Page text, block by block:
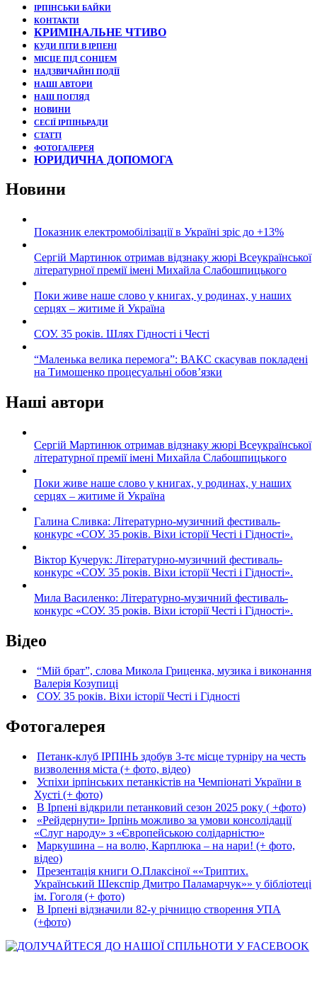
ІРПІНСЬКИ БАЙКИ
КОНТАКТИ
КРИМІНАЛЬНЕ ЧТИВО
КУДИ ПІТИ В ІРПЕНІ
МІСЦЕ ПІД СОНЦЕМ
НАДЗВИЧАЙНІ ПОДЇЇ
НАШІ АВТОРИ
НАШ ПОГЛЯД
НОВИНИ
СЕСІЇ ІРПІНЬРАДИ
СТАТТІ
ФОТОГАЛЕРЕЯ
ЮРИДИЧНА ДОПОМОГА
Новини
Показник електромобілізації в Україні зріс до +13%
Сергій Мартинюк отримав відзнаку жюрі Всеукраїнської
літературної премії імені Михайла Слабошпицького
Поки живе наше слово у книгах, у родинах, у наших
серцях – житиме й Україна
СОУ. 35 років. Шлях Гідності і Честі
“Маленька велика перемога”: ВАКС скасував покладені
на Тимошенко процесуальні обов’язки
Наші автори
Сергій Мартинюк отримав відзнаку жюрі Всеукраїнської
літературної премії імені Михайла Слабошпицького
Поки живе наше слово у книгах, у родинах, у наших
серцях – житиме й Україна
Галина Сливка: Літературно-музичний фестиваль-
конкурс «СОУ. 35 років. Віхи історії Честі і Гідності».
Віктор Кучерук: Літературно-музичний фестиваль-
конкурс «СОУ. 35 років. Віхи історії Честі і Гідності».
Мила Василенко: Літературно-музичний фестиваль-
конкурс «СОУ. 35 років. Віхи історії Честі і Гідності».
Відео
“Мій брат”, слова Микола Гриценка, музика і виконання
Валерія Козупиці
СОУ. 35 років. Віхи історії Честі і Гідності
Фотогалерея
Петанк-клуб ІРПІНЬ здобув 3-тє місце турніру на честь
визволення міста (+ фото, відео)
Успіхи ірпінських петанкістів на Чемпіонаті України в
Хусті (+ фото)
В Ірпені відкрили петанковий сезон 2025 року ( +фото)
«Рейдернути» Ірпінь можливо за умови консолідації
«Слуг народу» з «Європейською солідарністю»
Маркушина – на волю, Карплюка – на нари! (+ фото,
відео)
Презентація книги О.Плаксіної ««Триптих.
Український Шекспір Дмитро Паламарчук»» у бібліотеці
ім. Гоголя (+ фото)
В Ірпені відзначили 82-у річницю створення УПА
(+фото)